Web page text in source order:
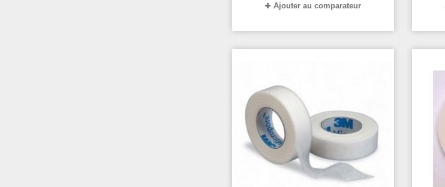
Ajouter au comparateur